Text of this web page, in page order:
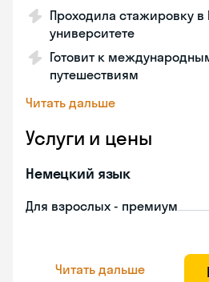
Проходила стажировку в
университете
Готовит к
путешествиям
Читать дальше
Услуги и цены
Немецкий язык
Для взрослых - премиум
Читать дальше